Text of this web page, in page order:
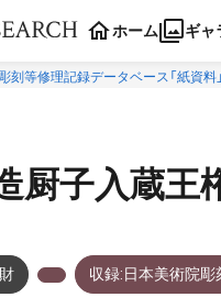
ホーム ギャ
刻等修理記録データベース「紙資料」
厨子入蔵王
収録:日本美術院彫